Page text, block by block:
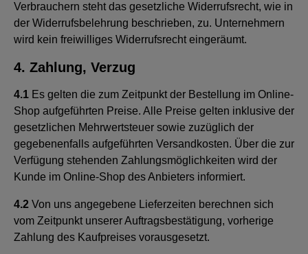
Verbrauchern steht das gesetzliche Widerrufsrecht, wie in
der Widerrufsbelehrung beschrieben, zu. Unternehmern
wird kein freiwilliges Widerrufsrecht eingeräumt.
4. Zahlung, Verzug
4.1 Es gelten die zum Zeitpunkt der Bestellung im Online-
Shop aufgeführten Preise. Alle Preise gelten inklusive der
gesetzlichen Mehrwertsteuer sowie zuzüglich der
gegebenenfalls aufgeführten Versandkosten. Über die zur
Verfügung stehenden Zahlungsmöglichkeiten wird der
Kunde im Online-Shop des Anbieters informiert.
4.2 Von uns angegebene Lieferzeiten berechnen sich
vom Zeitpunkt unserer Auftragsbestätigung, vorherige
Zahlung des Kaufpreises vorausgesetzt.